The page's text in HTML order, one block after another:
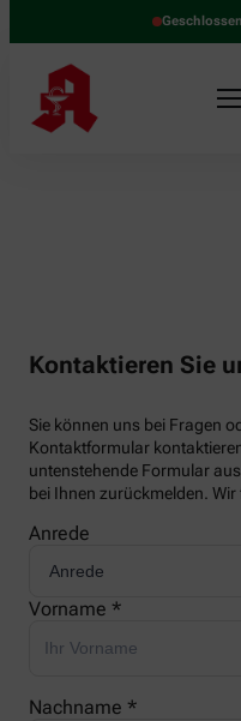
Geschlossen
Kontaktieren Sie
Sie können uns bei Fragen
Kontaktformular
untenstehende Formular
bei Ihnen zurückmelden.
Anrede
Vorname *
Nachname *